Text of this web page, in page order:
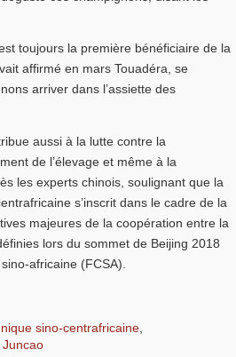
toujours la première bénéficiaire de la
affirmé en mars Touadéra, se
arriver dans l’assiette des
aussi à la lutte contre la
de l’élevage et même à la
les experts chinois, soulignant que la
s’inscrit dans le cadre de la
majeures de la coopération entre la
lors du sommet de Beijing 2018
africaine (FCSA).
sino-centrafricaine,
Juncao